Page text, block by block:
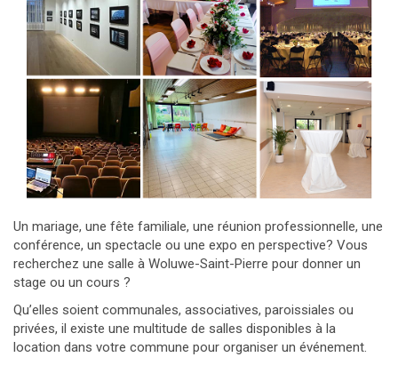
Un mariage, une fête familiale, une réunion professionnelle, une
conférence, un spectacle ou une expo en perspective? Vous
recherchez une salle à Woluwe-Saint-Pierre pour donner un
stage ou un cours ?
Qu’elles soient communales, associatives, paroissiales ou
privées, il existe une multitude de salles disponibles à la
location dans votre commune pour organiser un événement.